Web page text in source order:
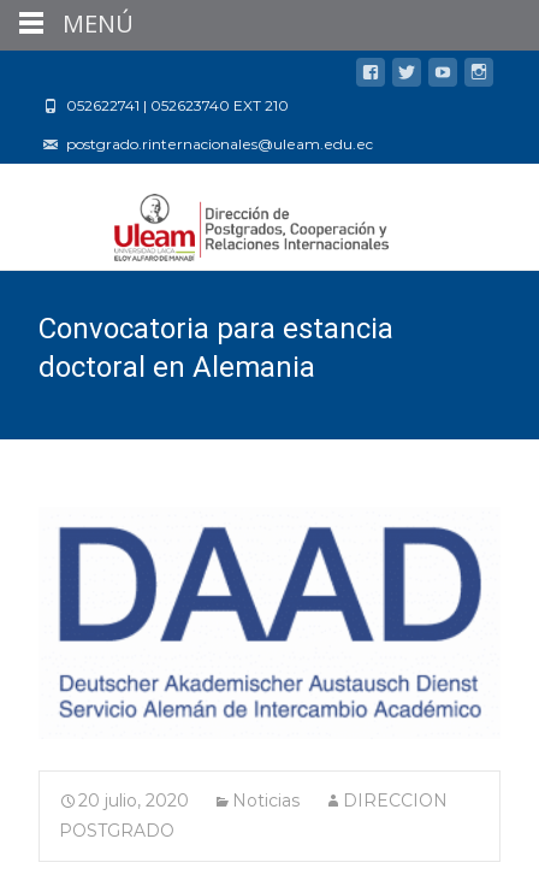
052622741 | 052623740 EXT 210
postgrado.rinternacionales@uleam.edu.ec
Convocatoria para estancia
doctoral en Alemania
20 julio, 2020 Noticias
DIRECCION
POSTGRADO
MENÚ